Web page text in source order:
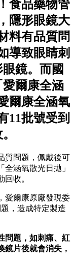
食品藥物管
隱形眼鏡大
料有品質問
導致眼睛刺
鏡。而國
爾康全涵
爾康全涵氧
11批號受到
質問題，佩戴後可
涵氧散光日拋」
回收。
愛爾康原廠發現委
，造成特定製造
問題，如刺痛、紅
鏡片後就會消失，